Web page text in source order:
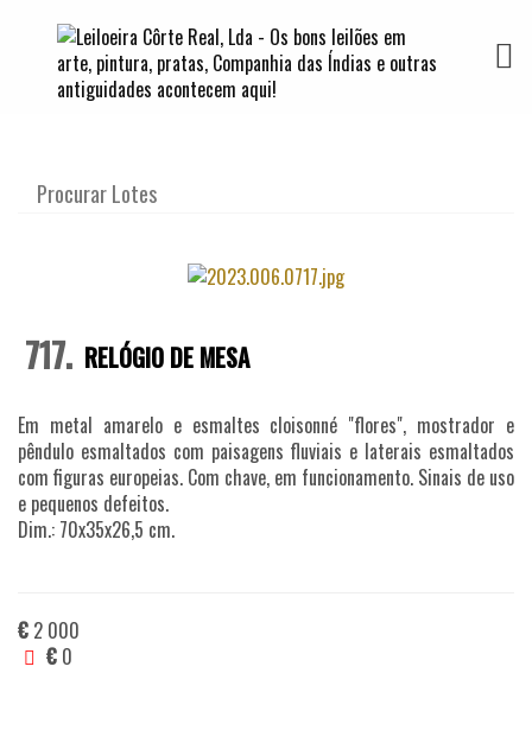
717. RELÓGIO DE MESA
Em metal amarelo e esmaltes cloisonné "flores", mostrador e
pêndulo esmaltados com paisagens fluviais e laterais esmaltados
com figuras europeias. Com chave, em funcionamento. Sinais de uso
e pequenos defeitos.
Dim.: 70x35x26,5 cm.
€ 2 000
€ 0